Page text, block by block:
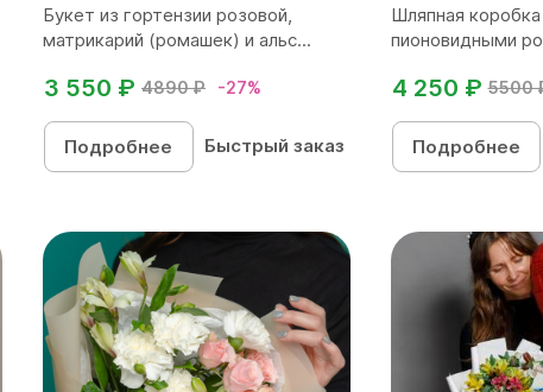
Букет из гортензии розовой,
матрикарий (ромашек) и альс...
4890 ₽ -27%
3 550 ₽
Подробнее Быстрый заказ
Шляпная
пионовидными
5500
4 250 ₽
Подробнее